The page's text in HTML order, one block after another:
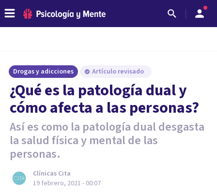
Drogas y adicciones Artículo revisado
¿Qué es la patología dual y
cómo afecta a las personas?
Así es como la patología dual desgasta
la salud física y mental de las
personas.
Clínicas Cita
19 febrero, 2021 - 00:07